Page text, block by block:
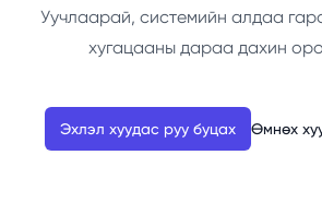
Уучлаарай, системийн алдаа
хугацааны дараа дахин
Эхлэл хуудас руу буцах Өмнөх